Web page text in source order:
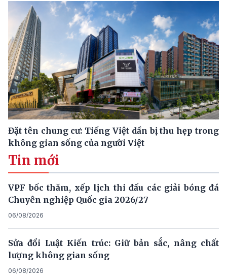
Đặt tên chung cư: Tiếng Việt dần bị thu hẹp trong
không gian sống của người Việt
Tin mới
VPF bốc thăm, xếp lịch thi đấu các giải bóng đá
Chuyên nghiệp Quốc gia 2026/27
06/08/2026
Sửa đổi Luật Kiến trúc: Giữ bản sắc, nâng chất
lượng không gian sống
06/08/2026